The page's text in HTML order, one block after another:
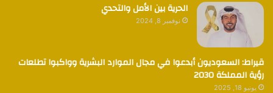
الحرية بين الأمل والتحدي
نوفمبر 8, 2024
قيراط: السعوديون أبدعوا في مجال الموارد البشرية وواكبوا تطلعات
رؤية المملكة 2030
يونيو 18, 2025